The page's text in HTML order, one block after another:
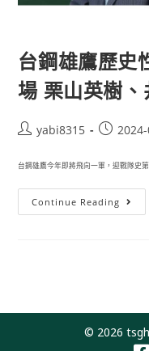
台鋼雄鷹歷史
場 栗山英樹
yabi8315
台鋼雄鷹今年即將飛向一軍，迎戰隊史
Continue Reading
© 2026